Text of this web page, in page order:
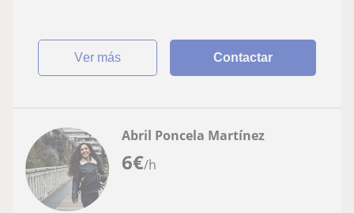
ver más Contactar
6€/h
Abril Poncela Martínez